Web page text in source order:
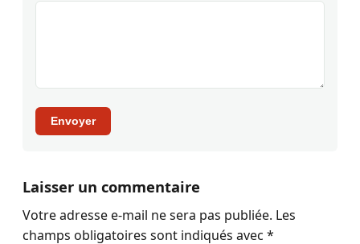
Envoyer
Laisser un commentaire
Votre adresse e-mail ne sera pas publiée. Les
champs obligatoires sont indiqués avec *